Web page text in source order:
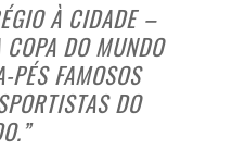
À CIDADE –
DO MUNDO
PÉS FAMOSOS
DO